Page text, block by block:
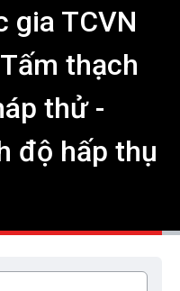
gia TCVN
thạch
thử -
độ hấp thụ